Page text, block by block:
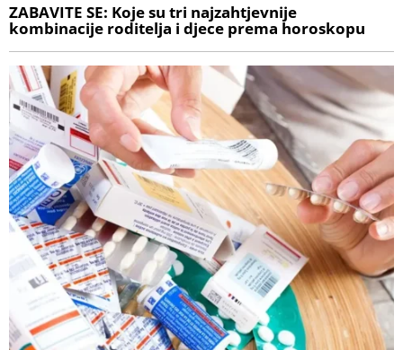
ZABAVITE SE: Koje su tri najzahtjevnije
kombinacije roditelja i djece prema horoskopu